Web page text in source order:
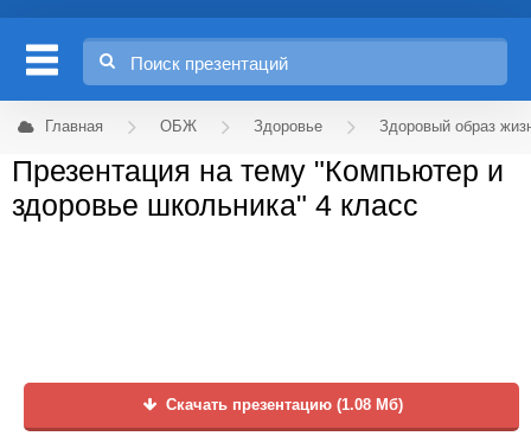
Главная ОБЖ Здоровье Здоровый образ
Презентация на тему "Компьютер и
здоровье школьника" 4 класс
Скачать презентацию (1.08 Мб)